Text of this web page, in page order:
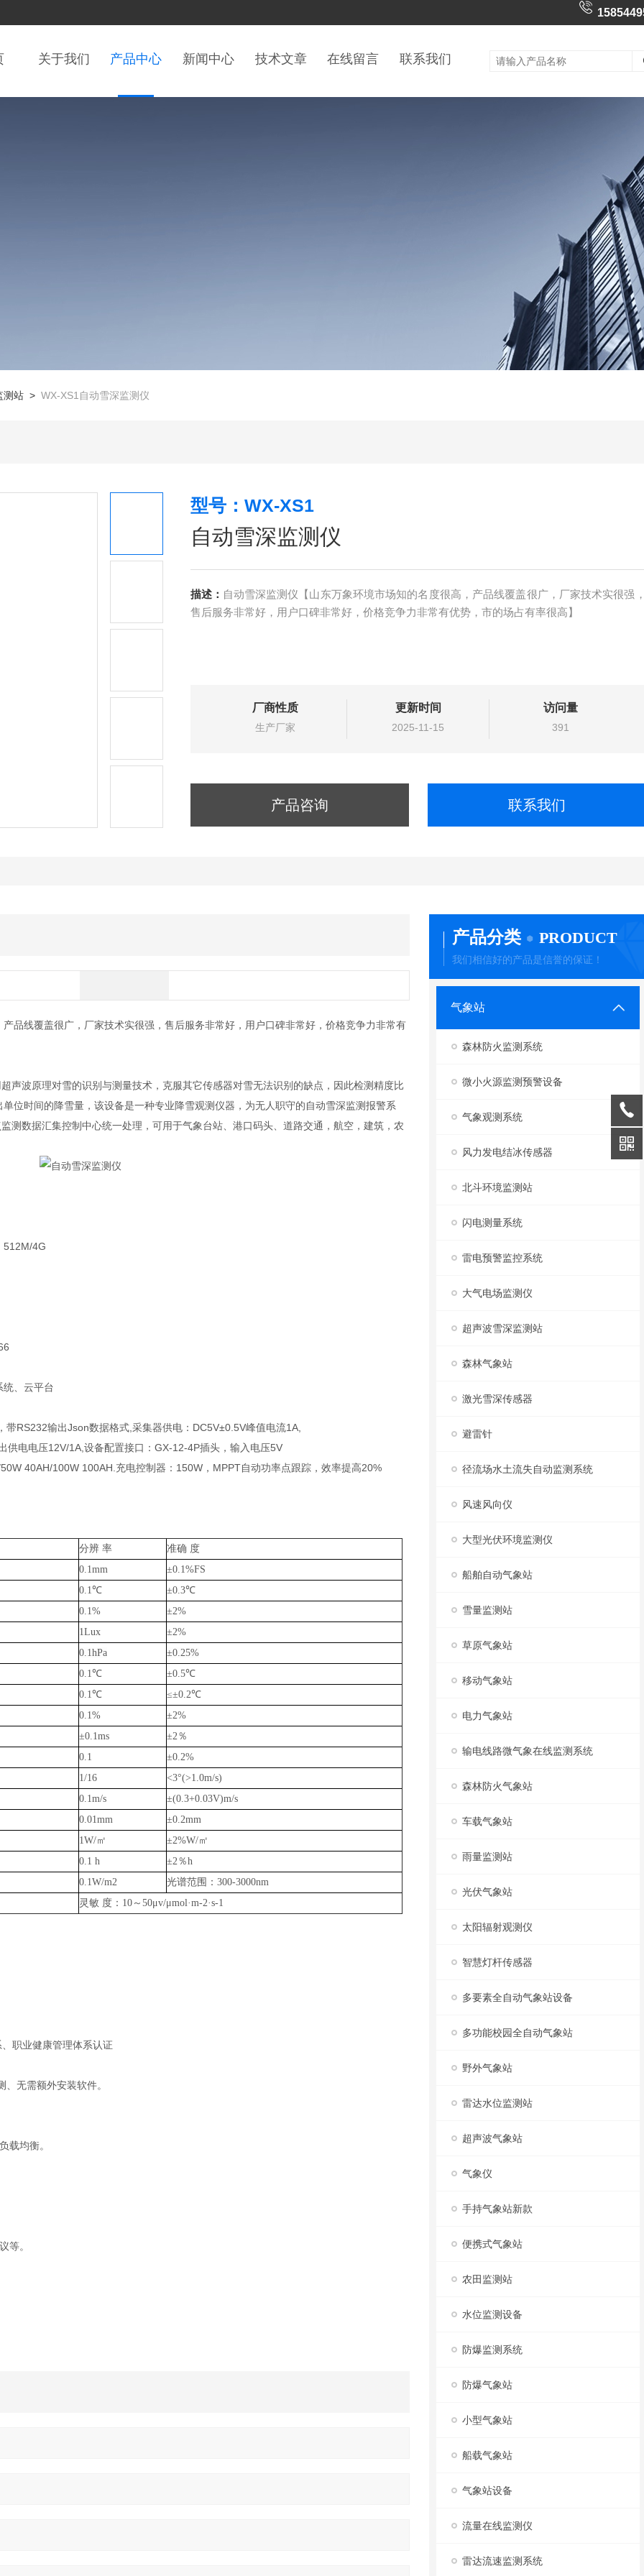
关于我们 产品中心 新闻中心 技术文章 在线留言 联系我们
测站> WX-XS1自动雪深监测仪
型号：WX-XS1
自动雪深监测仪
描述： 自动雪深监测仪【山东万象环境市场知的名度很高，产品线覆盖很广，厂家技术实很强
售后服务非常好，用户口碑非常好，价格竞争力非常有优势，市的场占有率很高】
厂商性质
生产厂家
更新时间
2025-11-15
访问量
391
产品咨询 联系我们
品线覆盖很广，厂家技术实很强，售后服务非常好，用户口碑非常好，价格竞争力非常有
波原理对雪的识别与测量技术，克服其它传感器对雪无法识别的缺点，因此检测精度比
位时间的降雪量，该设备是一种专业降雪观测仪器，为无人职守的自动雪深监测报警系
测数据汇集控制中心统一处理，可用于气象台站、港口码头、道路交通，航空，建筑，农
4G
、云平台
输出Json数据格式,采集器供电：DC5V±0.5V峰值电流1A,
电压12V/1A,设备配置接口：GX-12-4P插头，输入电压5V
40AH/100W 100AH.充电控制器：150W，MPPT自动功率点跟踪，效率提高20%
分辨 率
准确 度
0.1mm
±0.1%FS
0.1℃
±0.3℃
0.1%
±2%
1Lux
±2%
0.1hPa
±0.25%
0.1℃
±0.5℃
0.1℃
≤±0.2℃
0.1%
±2%
±0.1ms
±2％
0.1
±0.2%
1/16
<3°(>1.0m/s)
0.1m/s
±(0.3+0.03V)m/s
0.01mm
±0.2mm
1W/㎡
±2%W/㎡
0.1 h
±2％h
0.1W/m2
光谱范围：300-3000nm
灵敏 度：10～50μv/μmol·m-2·s-1
职业健康管理体系认证
无需额外安装软件。
均衡。
。
产品分类 PRODUCT
我们相信好的产品是信誉的保证！
气象站
森林防火监测系统
微小火源监测预警设备
气象观测系统
风力发电结冰传感器
北斗环境监测站
闪电测量系统
雷电预警监控系统
大气电场监测仪
超声波雪深监测站
森林气象站
激光雪深传感器
避雷针
径流场水土流失自动监测系统
风速风向仪
大型光伏环境监测仪
船舶自动气象站
雪量监测站
草原气象站
移动气象站
电力气象站
输电线路微气象在线监测系统
森林防火气象站
车载气象站
雨量监测站
光伏气象站
太阳辐射观测仪
智慧灯杆传感器
多要素全自动气象站设备
多功能校园全自动气象站
野外气象站
雷达水位监测站
超声波气象站
气象仪
手持气象站新款
便携式气象站
农田监测站
水位监测设备
防爆监测系统
防爆气象站
小型气象站
船载气象站
气象站设备
流量在线监测仪
雷达流速监测系统